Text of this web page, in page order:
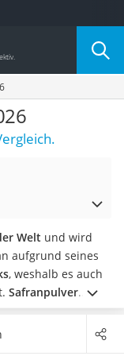
Welt und wird
aufgrund seines
, weshalb es auch
Safranpulver
dass esleichter zu
zeigen, dass sich